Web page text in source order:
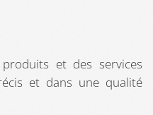
et des services
et dans une qualité